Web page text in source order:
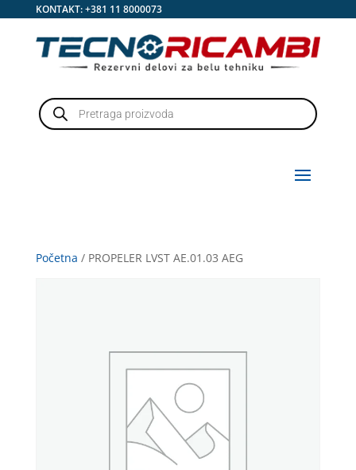
KONTAKT:+381 11 8000073
Products
search
Početna / PROPELER LVST AE.01.03 AEG